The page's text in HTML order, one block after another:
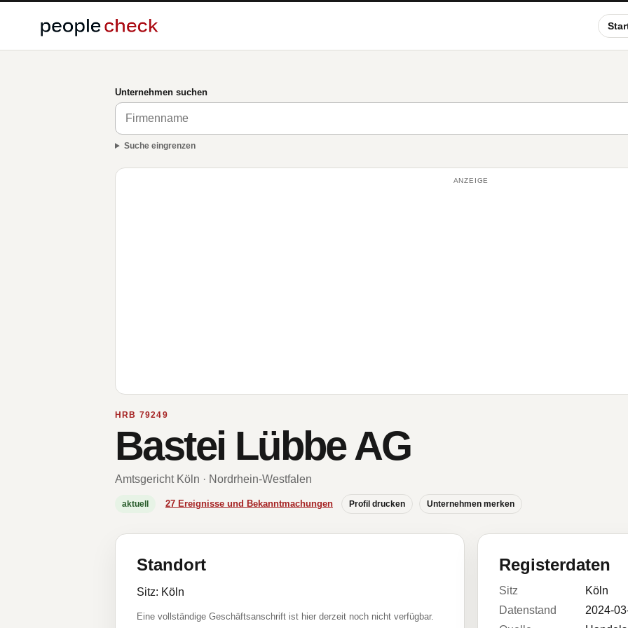
Unternehmen suchen
Suche eingrenzen
ANZEIGE
HRB 79249
Bastei Lübbe AG
Amtsgericht Köln · Nordrhein-Westfalen
aktuell 27 Ereignisse und Bekanntmachungen Profil drucken Unternehmen merken
Standort
Sitz: Köln
Eine vollständige Geschäftsanschrift ist hier derzeit noch nicht verfügbar.
Registerdaten
Sitz
Köln
Datenstand
2024-